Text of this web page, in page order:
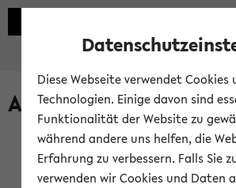
Archivierte
Anglistik: British and American
(Einschreibung bis WiSe 16/17)
Diese Webseite verwendet Cookies
Technologien. Einige davon sind
Funktionalität der Website zu
während andere uns helfen, die
Erfahrung zu verbessern. Falls Sie
verwenden wir Cookies und Daten